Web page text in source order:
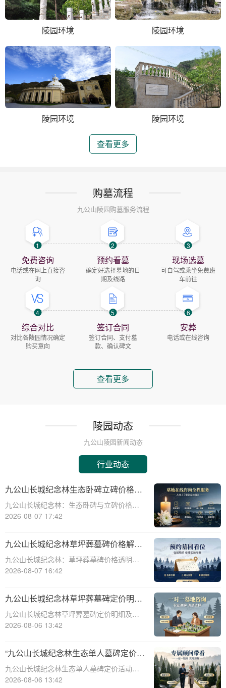
陵园环境 陵园环境
陵园环境 陵园环境
查看更多
购墓流程
九公山陵园购墓服务流程
1
免费咨询
电话或在网上直接咨
询
2
预约看墓
确定好选择墓地的日
期及线路
3
现场选墓
可自驾或乘坐免费班
车前往
4
综合对比
对比各陵园情况确定
购买意向
5
签订合同
签订合同、支付墓
款、确认碑文
6
安葬
电话或在线咨询
查看更多
陵园动态
九公山陵园新闻动态
行业动态
九公山长城纪念林生态卧碑立碑价格表
详解及活动期赠安葬配套福利解析
九公山长城纪念林：生态卧碑与立碑价格及
活动期赠送配套服务全解析☎ 九公山陵园电
地，九公山长城纪念林凭借其得天独厚的地
理位置和优越的自然环境，成为众
2026-08-07 17:42
九公山长城纪念林草坪葬墓碑价格解析
及赠予绿植养护服务详解
九公山长城纪念林：草坪葬墓碑价格透明，
赠送绿植养护服务☎ 九公山陵园电话:400-
纪念林地之一，致力于为逝者提供环保、庄
重的安葬选择。草坪葬墓碑作为一种
2026-08-07 16:42
九公山长城纪念林草坪葬墓碑定价明细
活动赠绿植养护服务详解
九公山长城纪念林草坪葬墓碑定价明细及活
动赠绿植养护服务详解☎ 九公山陵园电
意识的增强和对生命意义的深刻理解，草坪
葬墓碑逐渐成为一种新型的、环保的、
2026-08-06 13:42
“九公山长城纪念林生态单人墓碑定价
活动直降数千福利丰厚”
九公山长城纪念林生态单人墓碑定价活动，
直降数千，福利丰厚，为您的亲人提供一个
2026-08-06 13:42